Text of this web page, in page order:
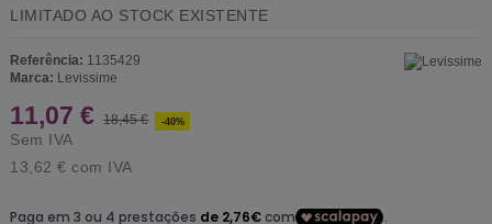
LIMITADO AO STOCK EXISTENTE
Referência: 1135429
Marca: Levissime
11,07 € 18,45 € -40%
Sem IVA
13,62 € com IVA